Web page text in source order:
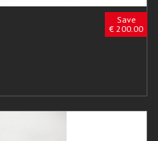
Save
€ 200.00